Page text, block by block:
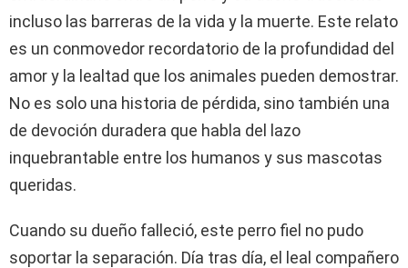
incluso las barreras de la vida y la muerte. Este relato
es un conmovedor recordatorio de la profundidad del
amor y la lealtad que los animales pueden demostrar.
No es solo una historia de pérdida, sino también una
de devoción duradera que habla del lazo
inquebrantable entre los humanos y sus mascotas
queridas.
Cuando su dueño falleció, este perro fiel no pudo
soportar la separación. Día tras día, el leal compañero